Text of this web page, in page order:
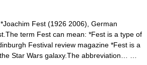
Fest (1926 2006), German
term Fest can mean: *Fest is a type of
Festival review magazine *Fest is a
Star Wars galaxy.The abbreviation… …